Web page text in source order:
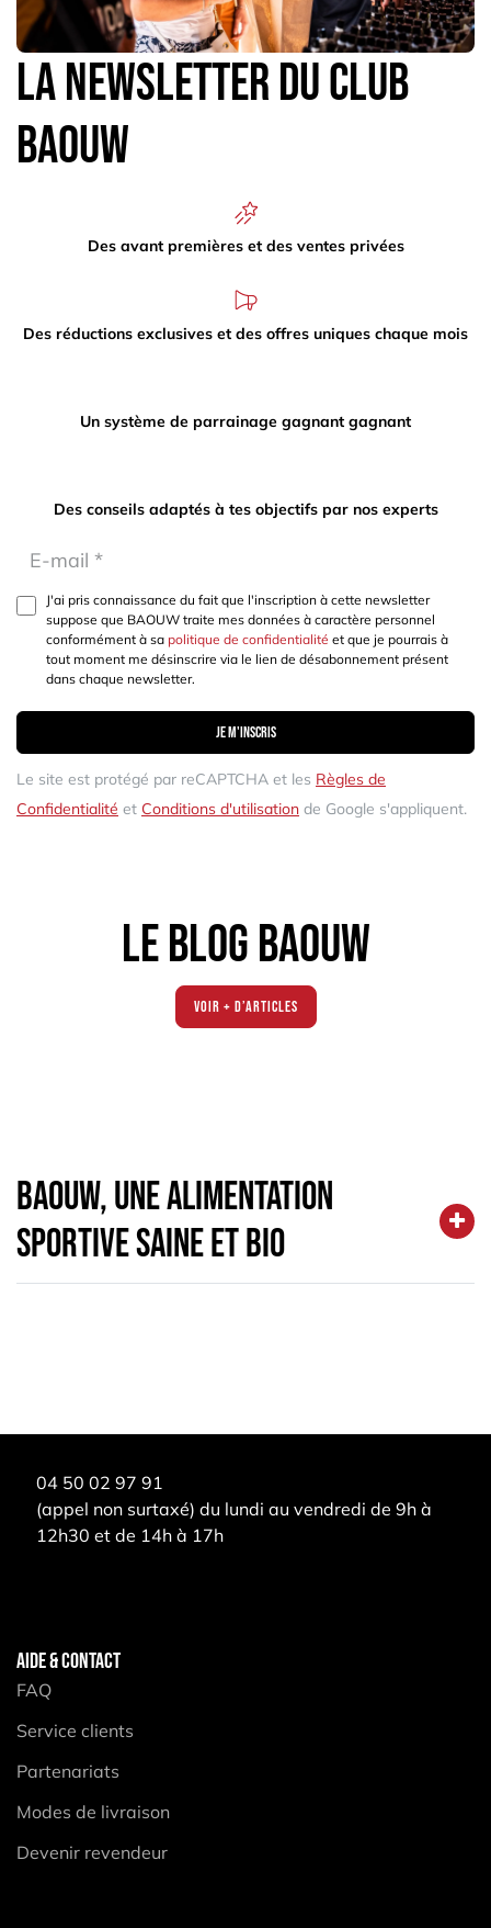
La newsletter du Club
Baouw
Des avant premières et des ventes privées
Des réductions exclusives et des offres uniques chaque mois
Un système de parrainage gagnant gagnant
Des conseils adaptés à tes objectifs par nos experts
J'ai pris connaissance du fait que l'inscription à cette newsletter
suppose que BAOUW traite mes données à caractère personnel
conformément à sa politique de confidentialité et que je pourrais à
tout moment me désinscrire via le lien de désabonnement présent
dans chaque newsletter.
Je m'inscris
Le site est protégé par reCAPTCHA et les Règles de
Confidentialité et Conditions d'utilisation de Google s'appliquent.
Le blog baouw
Voir + d’articleS
BAOUW, UNE ALIMENTATION
SPORTIVE SAINe ET BIO
04 50 02 97 91
(appel non surtaxé) du lundi au vendredi de 9h à
12h30 et de 14h à 17h
AIDE & CONTACT
FAQ
Service clients
Partenariats
Modes de livraison
Devenir revendeur